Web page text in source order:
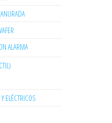
ALARMA
ELÉCTRICOS